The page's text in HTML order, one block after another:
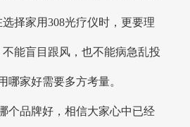
择家用308光疗仪时，更要理
能盲目跟风，也不能病急乱投
哪家好需要多方考量。
个品牌好，相信大家心中已经